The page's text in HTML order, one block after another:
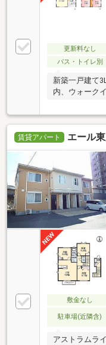
更新料なし
バス・トイレ別
新築一戸建て
内、ウォーク
賃貸アパート エール
敷金なし
駐車場(近隣含)
アストラムラ